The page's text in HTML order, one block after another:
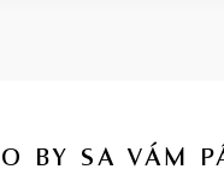
BY SA VÁM